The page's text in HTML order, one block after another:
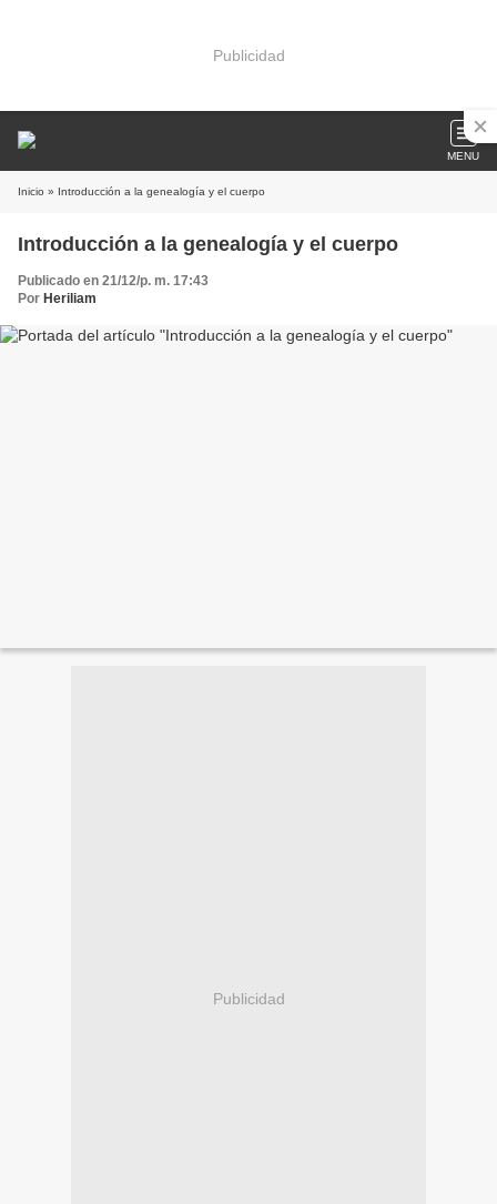
Publicidad
MENU
Inicio » Introducción a la genealogía y el cuerpo
Introducción a la genealogía y el cuerpo
Publicado en 21/12/p. m. 17:43
Por Heriliam
Publicidad